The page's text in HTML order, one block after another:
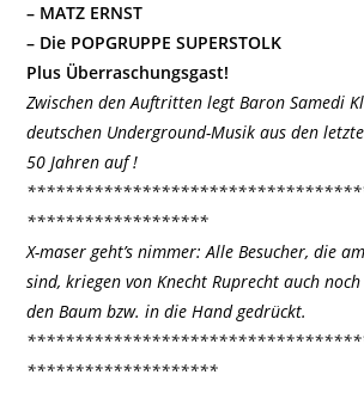
– MATZ ERNST
– Die POPGRUPPE SUPERSTOLK
Plus Überraschungsgast!
Zwischen den Auftritten legt Baron Samedi
deutschen Underground-Musik aus den
50 Jahren auf !
*******************
X-maser geht’s nimmer: Alle Besucher, die
sind, kriegen von Knecht Ruprecht auch
den Baum bzw. in die Hand gedrückt.
********************